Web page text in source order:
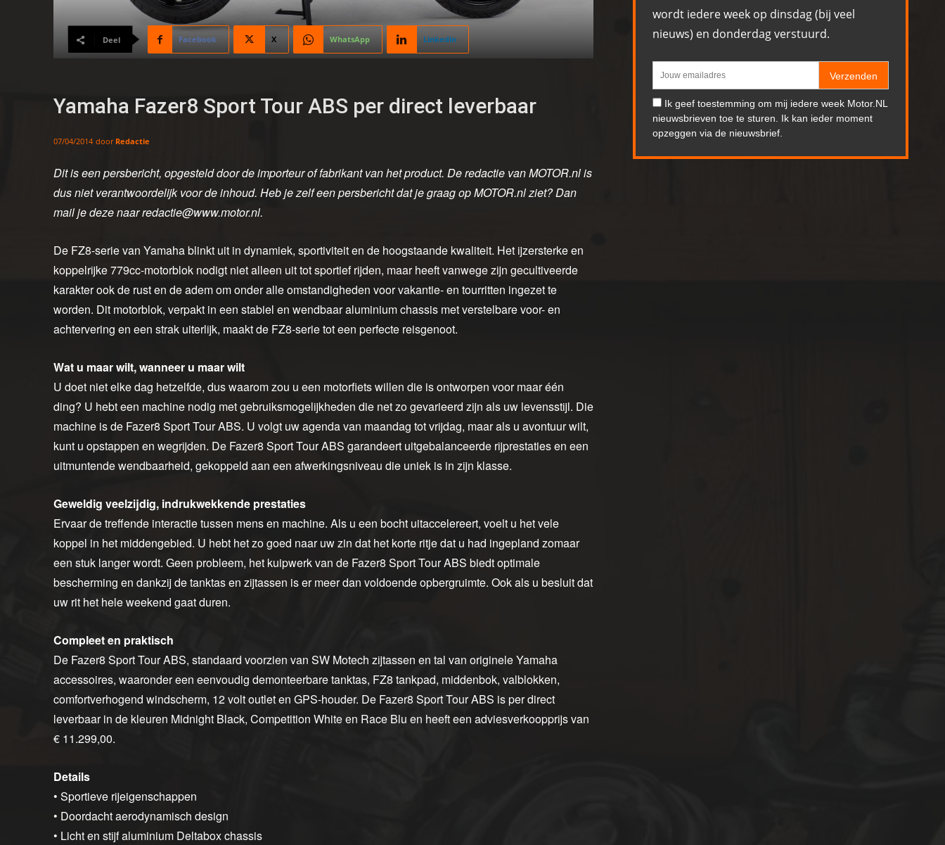
Deel Facebook X WhatsApp Linkedin
Yamaha Fazer8 Sport Tour ABS per direct leverbaar
07/04/2014 door Redactie
Dit is een persbericht, opgesteld door de importeur of fabrikant van het product. De redactie van MOTOR.nl is
dus niet verantwoordelijk voor de inhoud. Heb je zelf een persbericht dat je graag op MOTOR.nl ziet? Dan
mail je deze naar redactie@www.motor.nl.
De FZ8-serie van Yamaha blinkt uit in dynamiek, sportiviteit en de hoogstaande kwaliteit. Het ijzersterke en
koppelrijke 779cc-motorblok nodigt niet alleen uit tot sportief rijden, maar heeft vanwege zijn gecultiveerde
karakter ook de rust en de adem om onder alle omstandigheden voor vakantie- en tourritten ingezet te
worden. Dit motorblok, verpakt in een stabiel en wendbaar aluminium chassis met verstelbare voor- en
achtervering en een strak uiterlijk, maakt de FZ8-serie tot een perfecte reisgenoot.
Wat u maar wilt, wanneer u maar wilt
U doet niet elke dag hetzelfde, dus waarom zou u een motorfiets willen die is ontworpen voor maar één
ding? U hebt een machine nodig met gebruiksmogelijkheden die net zo gevarieerd zijn als uw levensstijl. Die
machine is de Fazer8 Sport Tour ABS. U volgt uw agenda van maandag tot vrijdag, maar als u avontuur wilt,
kunt u opstappen en wegrijden. De Fazer8 Sport Tour ABS garandeert uitgebalanceerde rijprestaties en een
uitmuntende wendbaarheid, gekoppeld aan een afwerkingsniveau die uniek is in zijn klasse.
Geweldig veelzijdig, indrukwekkende prestaties
Ervaar de treffende interactie tussen mens en machine. Als u een bocht uitaccelereert, voelt u het vele
koppel in het middengebied. U hebt het zo goed naar uw zin dat het korte ritje dat u had ingepland zomaar
een stuk langer wordt. Geen probleem, het kuipwerk van de Fazer8 Sport Tour ABS biedt optimale
bescherming en dankzij de tanktas en zijtassen is er meer dan voldoende opbergruimte. Ook als u besluit dat
uw rit het hele weekend gaat duren.
Compleet en praktisch
De Fazer8 Sport Tour ABS, standaard voorzien van SW Motech zijtassen en tal van originele Yamaha
accessoires, waaronder een eenvoudig demonteerbare tanktas, FZ8 tankpad, middenbok, valblokken,
comfortverhogend windscherm, 12 volt outlet en GPS-houder. De Fazer8 Sport Tour ABS is per direct
leverbaar in de kleuren Midnight Black, Competition White en Race Blu en heeft een adviesverkoopprijs van
€ 11.299,00.
Details
• Sportieve rijeigenschappen
• Doordacht aerodynamisch design
• Licht en stijf aluminium Deltabox chassis
wordt iedere week op dinsdag (bij veel
nieuws) en donderdag verstuurd.
Verzenden
Ik geef toestemming om mij iedere week Motor.NL
nieuwsbrieven toe te sturen. Ik kan ieder moment
opzeggen via de nieuwsbrief.